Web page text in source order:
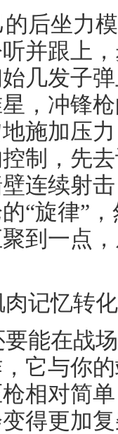
后坐力
并跟上
几发子
，冲锋
施加压
制，先
连续射
“旋律”
到一点
记忆转
能在战
它与你
相对简
得更加